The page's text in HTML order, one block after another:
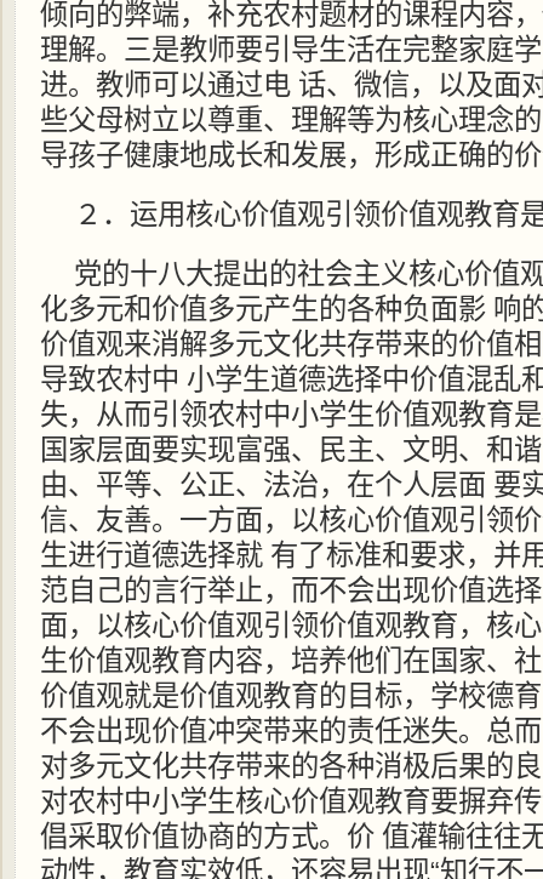
倾向的弊端，补充农村题材的课程内容
理解。三是教师要引导生活在完整家庭
进。教师可以通过电 话、微信，以及面
些父母树立以尊重、理解等为核心理念
导孩子健康地成长和发展，形成正确的
２．运用核心价值观引领价值观教育
党的十八大提出的社会主义核心价值
化多元和价值多元产生的各种负面影 响
价值观来消解多元文化共存带来的价值
导致农村中 小学生道德选择中价值混乱
失，从而引领农村中小学生价值观教育
国家层面要实现富强、民主、文明、和
由、平等、公正、法治，在个人层面 要
信、友善。一方面，以核心价值观引领
生进行道德选择就 有了标准和要求，并
范自己的言行举止，而不会出现价值选
面，以核心价值观引领价值观教育，核
生价值观教育内容，培养他们在国家、
价值观就是价值观教育的目标，学校德
不会出现价值冲突带来的责任迷失。总
对多元文化共存带来的各种消极后果的
对农村中小学生核心价值观教育要摒弃
倡采取价值协商的方式。价 值灌输往往
动性，教育实效低，还容易出现“知行不